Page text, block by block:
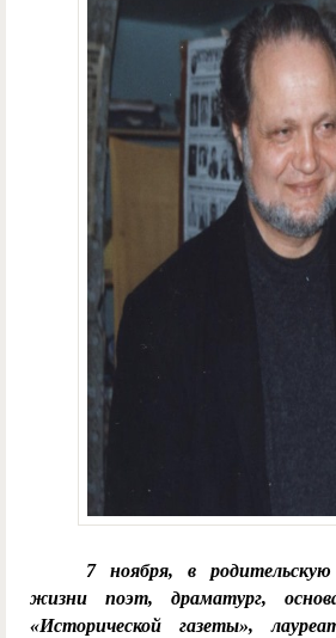
7 ноября, в
жизни поэт, драматург,
«Исторической газеты»,